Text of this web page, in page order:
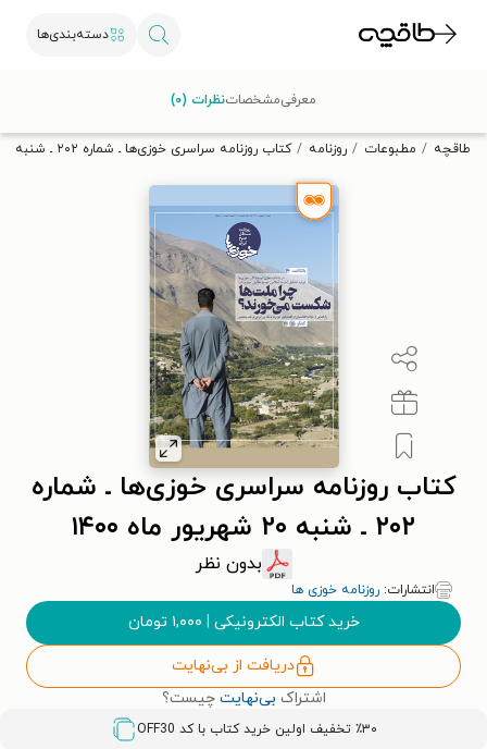
دسته‌بندی‌ها
تخفیف از طاقچه دریافت کن.
طاقچه مطبوعات روزنامه کتاب روزنامه سراسری خوزی‌ها ـ شماره ۲۰۲ ـ شنبه ۲۰ شهریور ماه ۱۴۰۰
کتاب روزنامه سراسری خوزی‌ها ـ شماره
۲۰۲ ـ شنبه ۲۰ شهریور ماه ۱۴۰۰
بدون نظر
انتشارات: روزنامه خوزی ها
خرید کتاب الکترونیکی | ۱,۰۰۰ تومان
دریافت از بی‌نهایت
اشتراک بی‌نهایت چیست؟
٪۳۰ تخفیف اولین خرید کتاب با کد OFF30
معرفیمشخصاتنظرات (۰)